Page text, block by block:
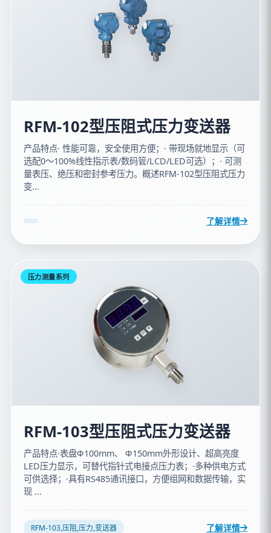
RFM-102型压阻式压力变送器
产品特点· 性能可靠，安全使用方便；· 带现场就地显示（可
选配0～100%线性指示表/数码管/LCD/LED可选）；· 可测
量表压、绝压和密封参考压力。概述RFM-102型压阻式压力
变...
了解详情
压力测量系列
RFM-103型压阻式压力变送器
产品特点·表盘Φ100mm、 Φ150mm外形设计、超高亮度
LED压力显示，可替代指针式电接点压力表；·多种供电方式
可供选择；·具有RS485通讯接口，方便组网和数据传输，实
现 ...
RFM-103,压阻,压力,变送器 了解详情